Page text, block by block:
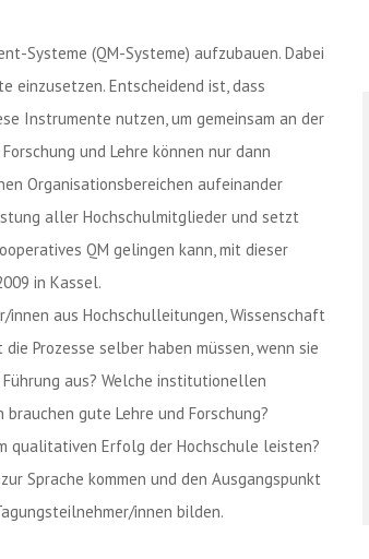
Systeme (QM-Systeme) aufzubauen. Dabei
einzusetzen. Entscheidend ist, dass
Instrumente nutzen, um gemeinsam an der
und Lehre können nur dann
Organisationsbereichen aufeinander
aller Hochschulmitglieder und setzt
QM gelingen kann, mit dieser
in Kassel.
aus Hochschulleitungen, Wissenschaft
Prozesse selber haben müssen, wenn sie
aus? Welche institutionellen
gute Lehre und Forschung?
qualitativen Erfolg der Hochschule leisten?
Sprache kommen und den Ausgangspunkt
innen bilden.